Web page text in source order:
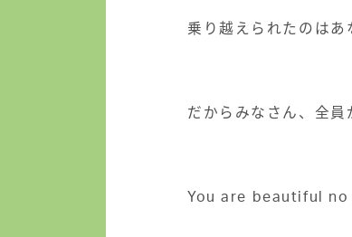
乗り越えられたのはあ
だからみなさん、全員
You are beautiful